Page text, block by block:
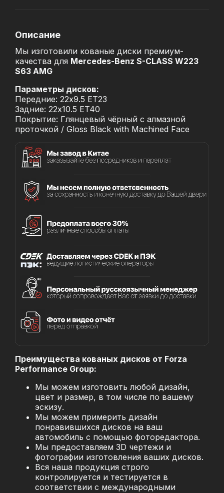
Описание
Мы изготовили кованые диски премиум-
качества для Mercedes-Benz S-CLASS W223
S63 AMG
Параметры дисков:
Передние: 22x9.5 ET23
Задние: 22x10.5 ET40
Покрытие: Глянцевый чёрный с алмазной
проточкой / Gloss Black with Machined Face
Преимущества кованых дисков от Forza
Performance Group:
Мы можем изготовить любой дизайн,
цвет и размер, в том числе по вашему
эскизу.
Мы можем примерить дизайн
понравившихся дисков на ваш
автомобиль с помощью фоторедактора.
Мы предоставляем 3D чертежи и
фотографии изготовления ваших дисков.
Вся наша продукция строго
контролируется и тестируется в
соответствии с международными